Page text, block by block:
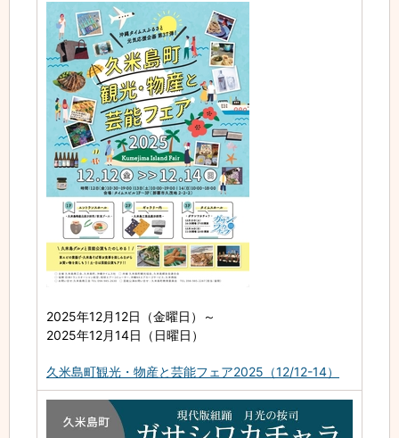
2025年12月12日（金曜日）
～
2025年12月14日（日曜日）
久米島町観光・物産と芸能フェア2025（12/12-14）